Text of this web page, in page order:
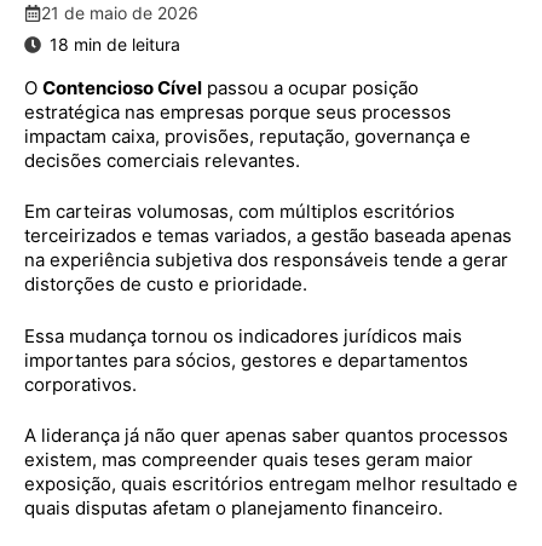
21 de maio de 2026
O Contencioso Cível passou a ocupar posição
estratégica nas empresas porque seus processos
impactam caixa, provisões, reputação, governança e
decisões comerciais relevantes.
Em carteiras volumosas, com múltiplos escritórios
terceirizados e temas variados, a gestão baseada apenas
na experiência subjetiva dos responsáveis tende a gerar
distorções de custo e prioridade.
Essa mudança tornou os indicadores jurídicos mais
importantes para sócios, gestores e departamentos
corporativos.
A liderança já não quer apenas saber quantos processos
existem, mas compreender quais teses geram maior
exposição, quais escritórios entregam melhor resultado e
quais disputas afetam o planejamento financeiro.